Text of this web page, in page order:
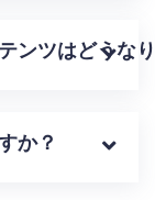
ンツはどうな
か？